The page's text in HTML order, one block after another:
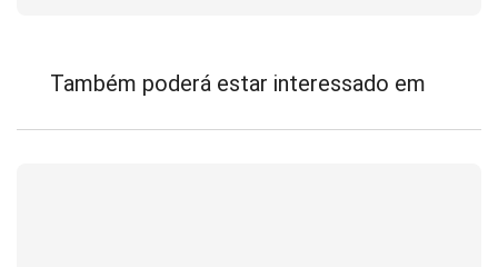
Também poderá estar interessado em